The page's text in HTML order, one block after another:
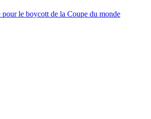
le boycott de la Coupe du monde